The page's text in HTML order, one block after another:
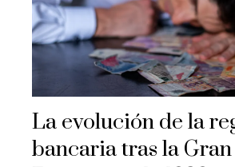
La evolución de la
bancaria tras la Gran